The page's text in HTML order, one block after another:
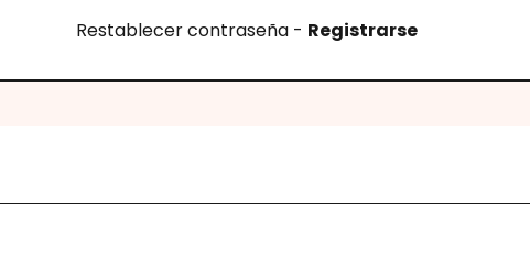
Restablecer contraseña - Registrarse